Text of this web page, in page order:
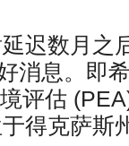
迟数月之
消息。即
评估
得克萨斯